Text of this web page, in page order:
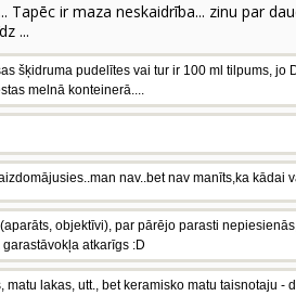
Tapēc ir maza neskaidrība... zinu par
...
šķidruma pudelītes vai tur ir 100 ml tilpums, jo
melnā konteinerā....
nav..bet nav manīts,ka kādai
objektīvi), par pārējo parasti
atkarīgs :D
lakas, utt., bet keramisko matu taisnotaju -